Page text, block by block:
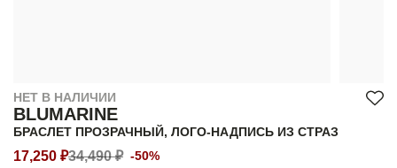
НЕТ В НАЛИЧИИ
BLUMARINE
БРАСЛЕТ ПРОЗРАЧНЫЙ, ЛОГО-НАДПИСЬ ИЗ СТРАЗ
17,250 ₽34,490 ₽ -50%